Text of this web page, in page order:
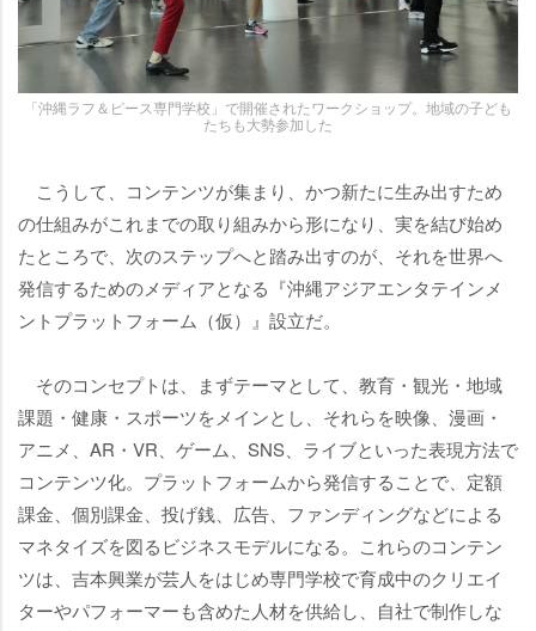
「沖縄ラフ＆ピース専門学校」で開催されたワークショップ。地域の子ども
たちも大勢参加した
こうして、コンテンツが集まり、かつ新たに生み出すため
の仕組みがこれまでの取り組みから形になり、実を結び始め
たところで、次のステップへと踏み出すのが、それを世界へ
発信するためのメディアとなる『沖縄アジアエンタテインメ
ントプラットフォーム（仮）』設立だ。
そのコンセプトは、まずテーマとして、教育・観光・地域
課題・健康・スポーツをメインとし、それらを映像、漫画・
アニメ、AR・VR、ゲーム、SNS、ライブといった表現方法で
コンテンツ化。プラットフォームから発信することで、定額
課金、個別課金、投げ銭、広告、ファンディングなどによる
マネタイズを図るビジネスモデルになる。これらのコンテン
ツは、吉本興業が芸人をはじめ専門学校で育成中のクリエイ
ターやパフォーマーも含めた人材を供給し、自社で制作しな